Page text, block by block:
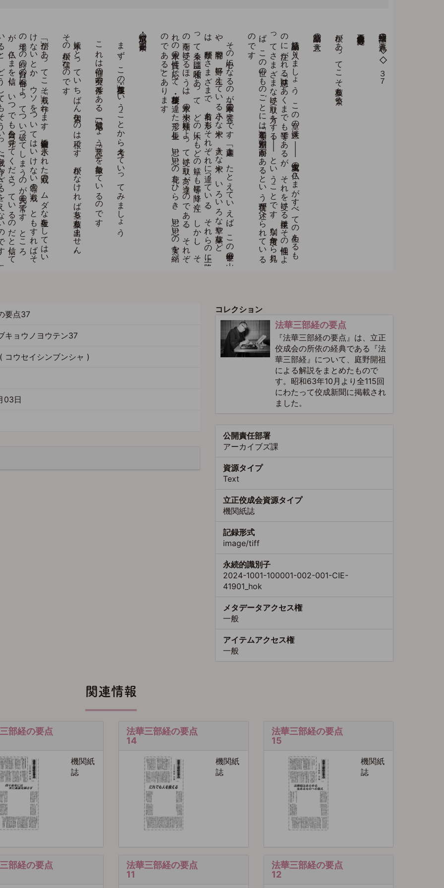
法華三部経の要点 ◇◇３７
根があってこそ枝葉も繁る
薬草諭品の大意
薬草諭品に
入り
ま
し
ょ
う
。
こ
の
章の
大意は
、
―
―
久遠実成の
仏さ
ま
が
す
べ
て
の
生あ
る
も
の
に
注が
れ
る
「慈悲」は
あ
く
ま
で
も
平等で
あ
る
が
、
そ
れ
を
受け
る
衆生は
そ
の
個性に
よ
っ
て
さ
ま
ざ
ま
な
受け
取り
方を
す
る
―
―
と
い
う
こ
と
で
す
。
別な
角度か
ら
見れ
ば
、
こ
の
世の
も
の
ご
と
に
は
「平等相」と
「差別相」の
両面が
あ
る
と
い
う
哲理が
述べ
ら
れ
て
い
る
の
で
す
。
そ
の
中心に
な
る
の
が
『三草二木の
譬え
』で
す
。
「迦葉よ
。
た
と
え
て
い
え
ば
、
こ
の
世界中の
山
や
、
谷間や
、
平野に
生え
て
い
る
小さ
な
木や
、
大き
な
木や
、
い
ろ
い
ろ
な
草や
薬草な
ど
は
、
種類が
さ
ま
ざ
ま
で
、
名前も
形も
そ
れ
ぞ
れ
に
違っ
て
い
る
。
そ
れ
ら
の
上に
降
っ
て
来る
雨は
一相一味で
あ
っ
て
、
ど
の
木に
も
ど
の
草に
も
平等に
降り
注ぐ
。
し
か
し
、
そ
の
雨を
受け
る
ほ
う
は
、
草木の
大小や
種類に
よ
っ
て
受け
取り
方が
違う
の
で
あ
る
。
そ
れ
ぞ
れ
の
草木の
性質に
応じ
て
、
根・茎・枝・葉が
違っ
た
形で
生長し
、
思い
思い
の
花を
ひ
ら
き
、
思い
思い
の
実を
結ぶ
の
で
あ
る
」と
あ
り
ま
す
。
信・戒・定・慧の四要素を
まず、この「根・茎・枝・葉」ということから考えていってみましょう。
これは信仰の不可欠の条件である、「信」「戒」「定（じょう）」「慧（え）」を象徴しているのです。
草木に
と
っ
て
い
ち
ば
ん
大切な
の
は
根で
す
。
根が
な
け
れ
ば
茎も
枝葉も
出ま
せ
ん
。
そ
の
根が
「信」な
の
で
す
。
「信」が
あ
っ
て
こ
そ
「戒」も
守れ
ま
す
。
在家信仰者に
示さ
れ
た
五戒の
、
ム
ダ
な
殺生を
し
て
は
い
け
な
い
と
か
、
ウ
ソ
を
つ
い
て
は
い
け
な
い
等々の
「戒」も
、
と
も
す
れ
ば
そ
の
場そ
の
時の
自分の
都合に
よ
っ
て
つ
い
破っ
て
し
ま
う
の
が
凡夫の
常で
す
。
と
こ
ろ
が
、
仏さ
ま
を
信じ
、
い
つ
で
も
自分を
見守っ
て
く
だ
さ
っ
て
い
る
の
だ
と
信じ
て
い
る
と
、
ど
う
し
て
も
そ
う
い
っ
た
「戒」を
守ら
ざ
る
を
え
な
い
の
で
す
。
畏
（お
そ
）れ
る
心か
ら
で
す
要点37
キョウノヨウテン37
コウセイシンブンシャ )
03日
コレクション
法華三部経の要点
『法華三部経の要点』は、立正
佼成会の所依の経典である『法
華三部経』について、庭野開祖
による解説をまとめたもので
す。昭和63年10月より全115回
にわたって佼成新聞に掲載され
ました。
公開責任部署
アーカイブズ課
資源タイプ
Text
立正佼成会資源タイプ
機関紙誌
記録形式
image/tiff
永続的識別子
2024-1001-100001-002-001-CIE-
41901_hok
メタデータアクセス権
一般
アイテムアクセス権
一般
関連情報
部経の要点
機関紙
誌
法華三部経の要点
14
機関紙
誌
法華三部経の要点
15
機関紙
誌
部経の要点
法華三部経の要点
11
法華三部経の要点
12